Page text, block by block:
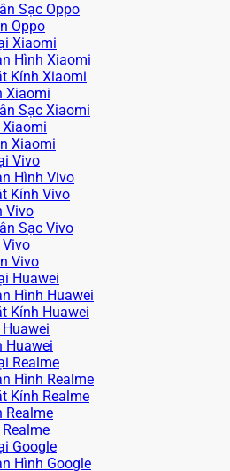
Sạc Oppo
Oppo
Xiaomi
Hình Xiaomi
Kính Xiaomi
Xiaomi
Sạc Xiaomi
Xiaomi
Vivo
Hình Vivo
Kính Vivo
Vivo
Sạc Vivo
Vivo
Huawei
Hình Huawei
Kính Huawei
Huawei
Realme
Hình Realme
Kính Realme
Realme
Google
Hình Google